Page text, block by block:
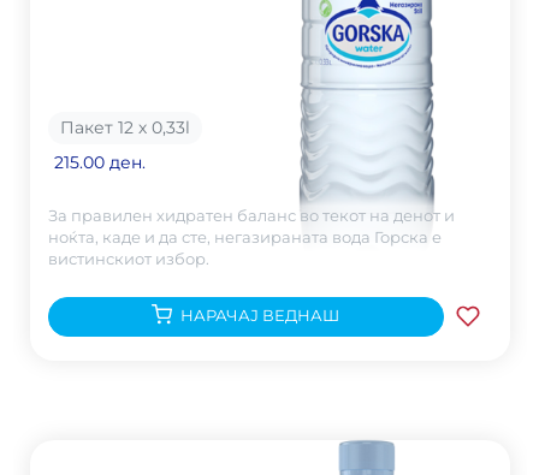
Пакет 12 х 0,33l
215.00 ден.
За правилен хидратен баланс во текот на денот и
ноќта, каде и да сте, негазираната вода Горска е
вистинскиот избор.
НАРАЧАЈ ВЕДНАШ